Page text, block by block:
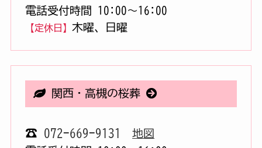
電話受付時間 10:00〜16:00
【定休日】 木曜、日曜
関西・高槻の桜葬
☎ 072-669-9131
地図